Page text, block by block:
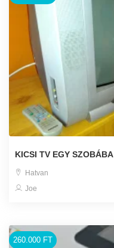
KICSI TV EGY SZOBÁBA
Hatvan
Joe
260.000 FT